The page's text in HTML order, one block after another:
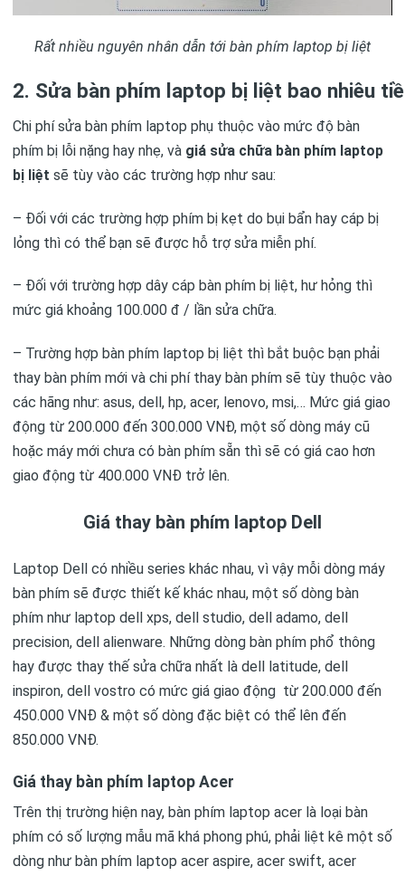
Rất nhiều nguyên nhân dẫn tới bàn phím laptop bị liệt
2. Sửa bàn phím laptop bị liệt bao nhiêu
Chi phí sửa bàn phím laptop phụ thuộc vào mức độ bàn
phím bị lỗi nặng hay nhẹ, và giá sửa chữa bàn phím laptop
bị liệt sẽ tùy vào các trường hợp như sau:
– Đối với các trường hợp phím bị kẹt do bụi bẩn hay cáp bị
lỏng thì có thể bạn sẽ được hỗ trợ sửa miễn phí.
– Đối với trường hợp dây cáp bàn phím bị liệt, hư hỏng thì
mức giá khoảng 100.000 đ / lần sửa chữa.
– Trường hợp bàn phím laptop bị liệt thì bắt buộc bạn phải
thay bàn phím mới và chi phí thay bàn phím sẽ tùy thuộc vào
các hãng như: asus, dell, hp, acer, lenovo, msi,… Mức giá giao
động từ 200.000 đến 300.000 VNĐ, một số dòng máy cũ
hoặc máy mới chưa có bàn phím sẵn thì sẽ có giá cao hơn
giao động từ 400.000 VNĐ trở lên.
Giá thay bàn phím laptop Dell
Laptop Dell có nhiều series khác nhau, vì vậy mỗi dòng máy
bàn phím sẽ được thiết kế khác nhau, một số dòng bàn
phím như laptop dell xps, dell studio, dell adamo, dell
precision, dell alienware. Những dòng bàn phím phổ thông
hay được thay thế sửa chữa nhất là dell latitude, dell
inspiron, dell vostro có mức giá giao động từ 200.000 đến
450.000 VNĐ & một số dòng đặc biệt có thể lên đến
850.000 VNĐ.
Giá thay bàn phím laptop Acer
Trên thị trường hiện nay, bàn phím laptop acer là loại bàn
phím có số lượng mẫu mã khá phong phú, phải liệt kê một số
dòng như bàn phím laptop acer aspire, acer swift, acer